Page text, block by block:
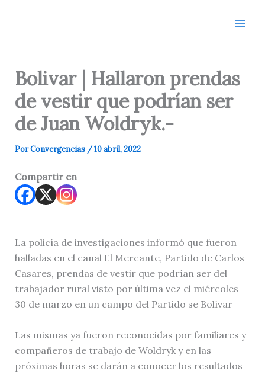
Bolivar | Hallaron prendas
de vestir que podrían ser
de Juan Woldryk.-
PorConvergencias /10 abril, 2022
Compartir en
La policía de investigaciones informó que fueron
halladas en el canal El Mercante, Partido de Carlos
Casares, prendas de vestir que podrían ser del
trabajador rural visto por última vez el miércoles
30 de marzo en un campo del Partido se Bolívar
Las mismas ya fueron reconocidas por familiares y
compañeros de trabajo de Woldryk y en las
próximas horas se darán a conocer los resultados